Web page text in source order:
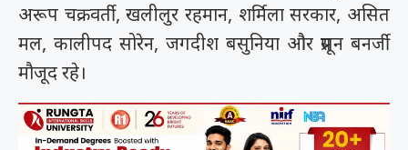
अरूप चक्रवर्ती, खलीलुर रहमान, शर्मिला सरकार, असित
मल, कालीपद सोरेन, जगदीश बसुनिया और प्रसून बनर्जी
मौजूद रहे।